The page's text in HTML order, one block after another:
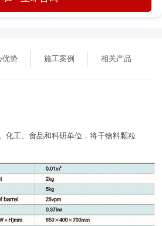
优势 施工案例 相关产品
工、食品和科研单位，将干物料颗粒